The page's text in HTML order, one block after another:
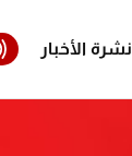
نشرة الأخبار